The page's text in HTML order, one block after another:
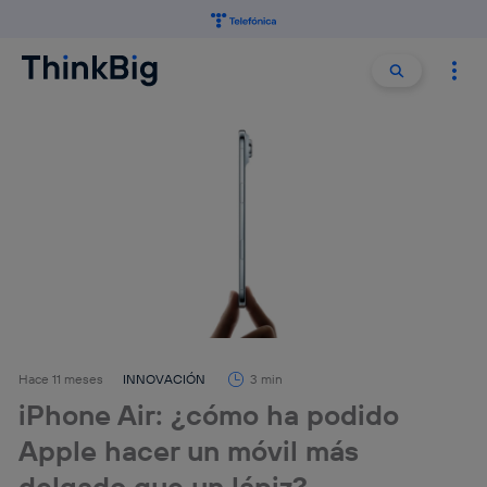
Buscar
Hace 11 meses INNOVACIÓN 3 min
iPhone Air: ¿cómo ha podido
Apple hacer un móvil más